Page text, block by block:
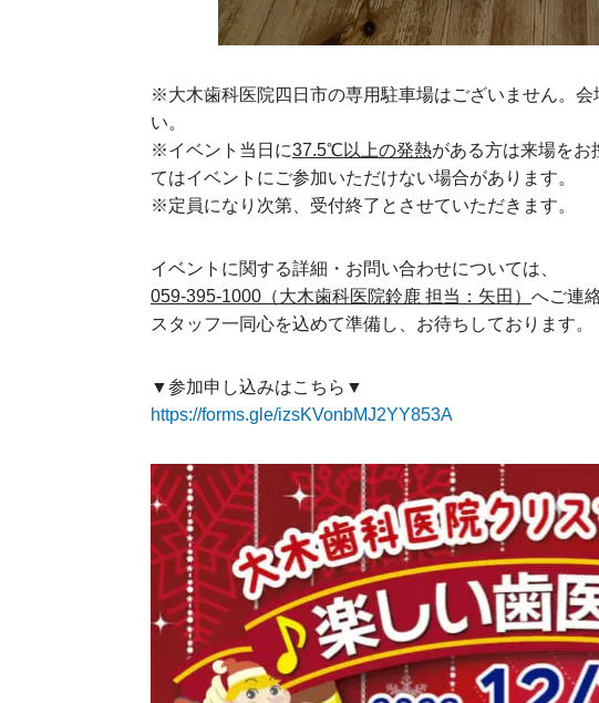
※大木歯科医院四日市の専用駐車場はございません。会
い。
※イベント当日に37.5℃以上の発熱がある方は来場をお
てはイベントにご参加いただけない場合があります。
※定員になり次第、受付終了とさせていただきます。
イベントに関する詳細・お問い合わせについては、
059-395-1000（大木歯科医院鈴鹿 担当：矢田） へご連
スタッフ一同心を込めて準備し、お待ちしております。
▼参加申し込みはこちら▼
https://forms.gle/izsKVonbMJ2YY853A